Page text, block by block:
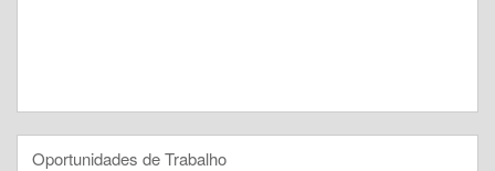
Oportunidades de Trabalho